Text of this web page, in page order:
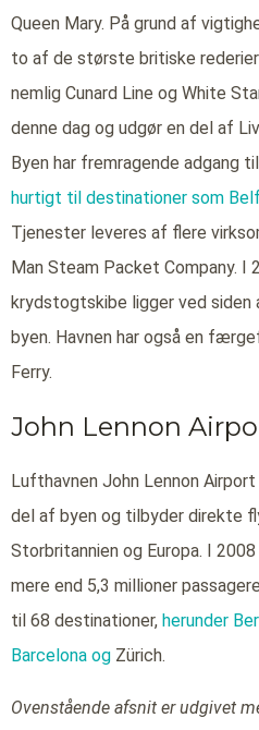
Queen Mary. På grund af
to af de største britiske
nemlig Cunard Line og White
denne dag og udgør en del af
Byen har fremragende adgang
hurtigt til destinationer som
Tjenester leveres af flere
Man Steam Packet Company. I
krydstogtskibe ligger ved siden
byen. Havnen har også en
Ferry.
John Lennon
Lufthavnen John Lennon
del af byen og tilbyder direkte
Storbritannien og Europa. I
mere end 5,3 millioner
til 68 destinationer, herunder
Barcelona og Zürich.
Ovenstående afsnit er udgivet